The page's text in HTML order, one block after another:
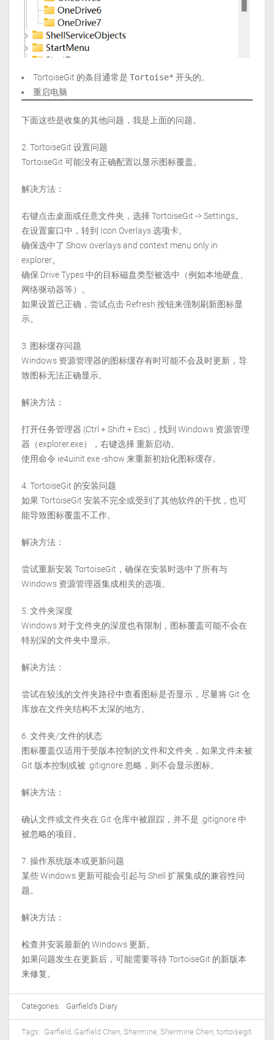
TortoiseGit 的条目通常是 Tortoise* 开头的。
重启电脑
下面这些是收集的其他问题，我是上面的问题。
2. TortoiseGit 设置问题
TortoiseGit 可能没有正确配置以显示图标覆盖。
解决方法：
右键点击桌面或任意文件夹，选择 TortoiseGit -> Settings。
在设置窗口中，转到 Icon Overlays 选项卡。
确保选中了 Show overlays and context menu only in
explorer。
确保 Drive Types 中的目标磁盘类型被选中（例如本地硬盘、
网络驱动器等）。
如果设置已正确，尝试点击 Refresh 按钮来强制刷新图标显
示。
图标缓存问题
Windows 资源管理器的图标缓存有时可能不会及时更新，导
致图标无法正确显示。
解决方法：
打开任务管理器 (Ctrl + Shift + Esc)，找到 Windows 资源管理
器（explorer.exe），右键选择 重新启动。
使用命令 ie4uinit.exe -show 来重新初始化图标缓存。
TortoiseGit 的安装问题
如果 TortoiseGit 安装不完全或受到了其他软件的干扰，也可
能导致图标覆盖不工作。
解决方法：
尝试重新安装 TortoiseGit，确保在安装时选中了所有与
Windows 资源管理器集成相关的选项。
文件夹深度
Windows 对于文件夹的深度也有限制，图标覆盖可能不会在
特别深的文件夹中显示。
解决方法：
尝试在较浅的文件夹路径中查看图标是否显示，尽量将 Git 仓
库放在文件夹结构不太深的地方。
文件夹/文件的状态
图标覆盖仅适用于受版本控制的文件和文件夹，如果文件未被
Git 版本控制或被 .gitignore 忽略，则不会显示图标。
解决方法：
确认文件或文件夹在 Git 仓库中被跟踪，并不是 .gitignore 中
被忽略的项目。
操作系统版本或更新问题
某些 Windows 更新可能会引起与 Shell 扩展集成的兼容性问
题。
解决方法：
检查并安装最新的 Windows 更新。
如果问题发生在更新后，可能需要等待 TortoiseGit 的新版本
来修复。
Categories: Garfield's Diary
Tags: Garfield Garfield Chen Shermine Shermine Chen tortoisegit